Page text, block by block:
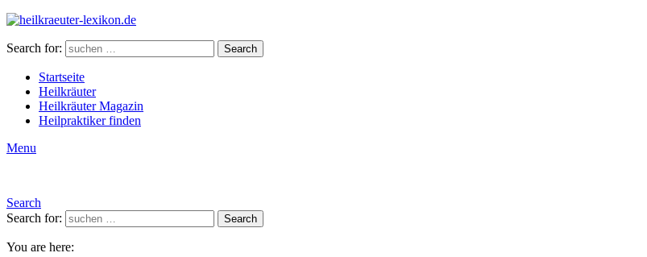
Search for: Search
Startseite
Heilkräuter
Heilkräuter Magazin
Heilpraktiker finden
Menu
Search
Search for:
Search
You are here: